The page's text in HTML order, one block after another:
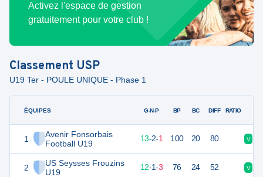
Activez l'espace de gestion
gratuitement pour votre club !
Classement USP
U19 Ter - POULE UNIQUE - Phase 1
ÉQUIPES
1
Avenir Fonsorbais
Football U19
2
US Seysses Frouzins
U19
G-N-P BP BC DIFF RATIO
41 13-2-1 100 20 80 V
37 16 12-1-3 76 24 52 V